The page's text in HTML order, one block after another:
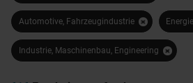
Automotive, Fahrzeugindustrie
Industrie, Maschinenbau, Engineering